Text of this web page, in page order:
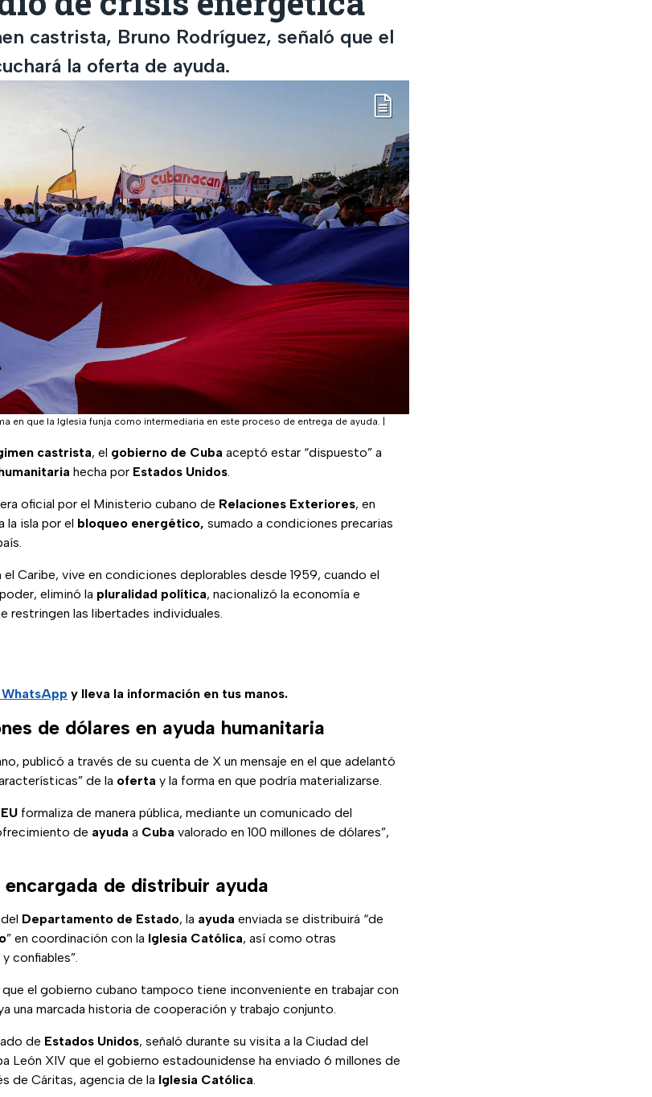
castrista, Bruno Rodríguez, señaló que el
la oferta de ayuda.
en que la Iglesia funja como intermediaria en este proceso de entrega de ayuda.
castrista, el gobierno de Cuba aceptó estar “dispuesto” a
hecha por Estados Unidos.
oficial por el Ministerio cubano de Relaciones Exteriores, en
la isla por el bloqueo energético, sumado a condiciones precarias
Caribe, vive en condiciones deplorables desde 1959, cuando el
eliminó la pluralidad política, nacionalizó la economía e
restringen las libertades individuales.
y lleva la información en tus manos.
de dólares en ayuda humanitaria
publicó a través de su cuenta de X un mensaje en el que adelantó
de la oferta y la forma en que podría materializarse.
EU formaliza de manera pública, mediante un comunicado del
de ayuda a Cuba valorado en 100 millones de dólares”,
de distribuir ayuda
Departamento de Estado, la ayuda enviada se distribuirá “de
” en coordinación con la Iglesia Católica, así como otras
confiables”.
el gobierno cubano tampoco tiene inconveniente en trabajar con
una marcada historia de cooperación y trabajo conjunto.
de Estados Unidos, señaló durante su visita a la Ciudad del
León XIV que el gobierno estadounidense ha enviado 6 millones de
de Cáritas, agencia de la Iglesia Católica.